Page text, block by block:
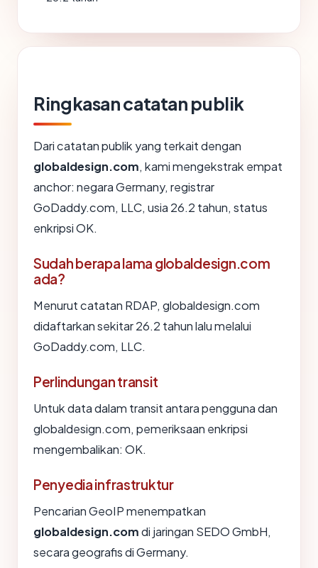
Ringkasan catatan publik
Dari catatan publik yang terkait dengan
globaldesign.com, kami mengekstrak empat
anchor: negara Germany, registrar
GoDaddy.com, LLC, usia 26.2 tahun, status
enkripsi OK.
Sudah berapa lama globaldesign.com
ada?
Menurut catatan RDAP, globaldesign.com
didaftarkan sekitar 26.2 tahun lalu melalui
GoDaddy.com, LLC.
Perlindungan transit
Untuk data dalam transit antara pengguna dan
globaldesign.com, pemeriksaan enkripsi
mengembalikan: OK.
Penyedia infrastruktur
Pencarian GeoIP menempatkan
globaldesign.comdi jaringan SEDO GmbH,
secara geografis di Germany.